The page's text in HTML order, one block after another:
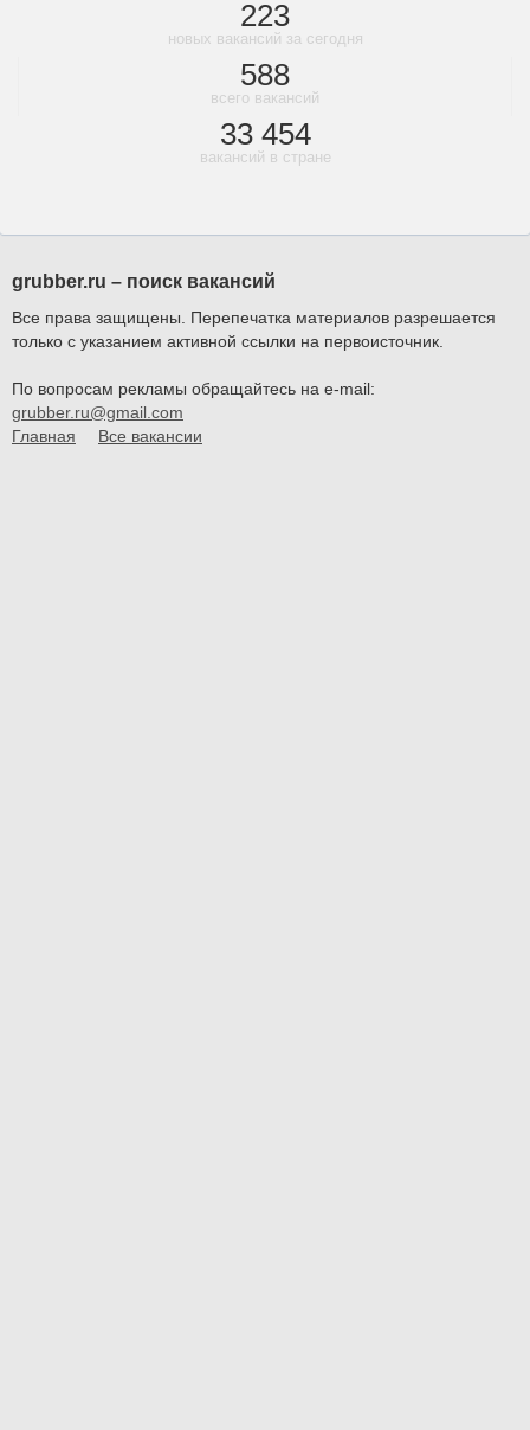
223
новых вакансий за сегодня
588
всего вакансий
33 454
вакансий в стране
grubber.ru – поиск вакансий
Все права защищены. Перепечатка материалов разрешается
только с указанием активной ссылки на первоисточник.
По вопросам рекламы обращайтесь на e-mail:
grubber.ru@gmail.com
Главная
Все вакансии